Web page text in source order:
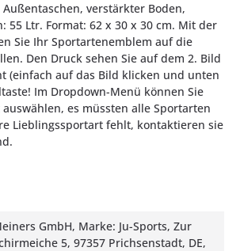
verstärkter Boden,
55 Ltr. Format: 62 x 30 x 30 cm. Mit der
Sie Ihr Sportartenemblem auf die
Den Druck sehen Sie auf dem 2. Bild
(einfach auf das Bild klicken und unten
Im Dropdown-Menü können Sie
es müssten alle Sportarten
Lieblingssportart fehlt, kontaktieren sie
GmbH, Marke: Ju-Sports, Zur
5, 97357 Prichsenstadt, DE,